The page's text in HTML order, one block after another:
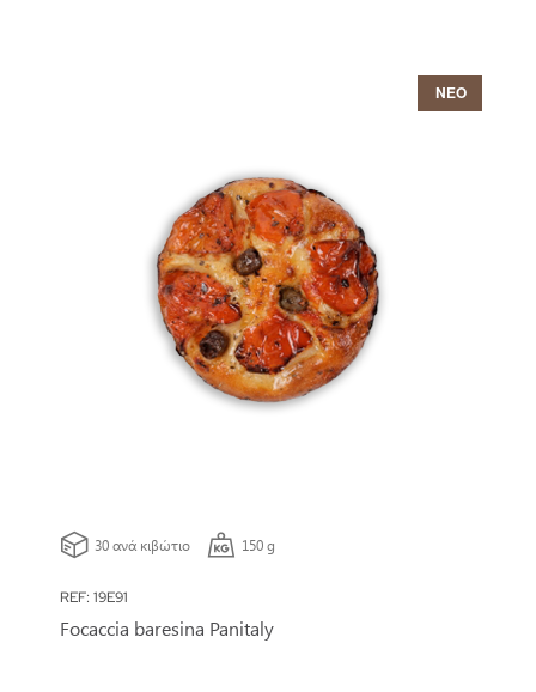
ΝΕΟ
30 ανά κιβώτιο 150 g
REF: 19E91
Focaccia baresina Panitaly